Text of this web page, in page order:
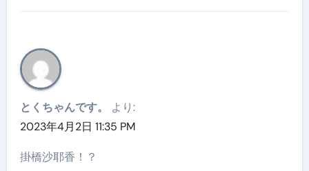
とくちゃんです。
より:
2023年4月2日 11:35 PM
掛橋沙耶香！？